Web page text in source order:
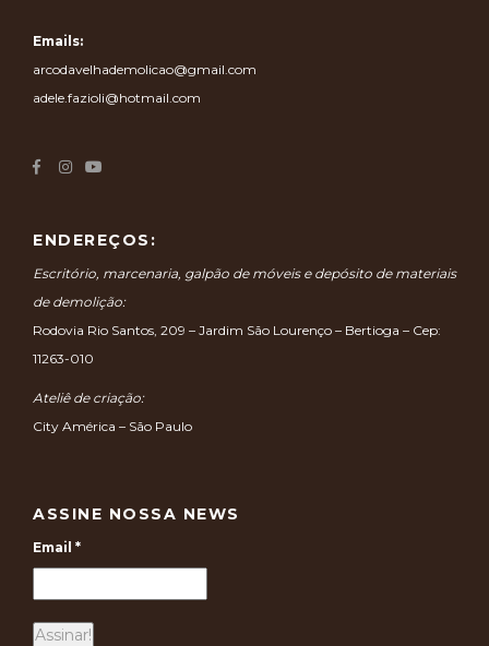
Emails:
arcodavelhademolicao@gmail.com
adele.fazioli@hotmail.com
ENDEREÇOS:
Escritório, marcenaria, galpão de móveis e depósito de materiais
de demolição:
Rodovia Rio Santos, 209 – Jardim São Lourenço – Bertioga – Cep:
11263-010
Ateliê de criação:
City América – São Paulo
ASSINE NOSSA NEWS
Email *